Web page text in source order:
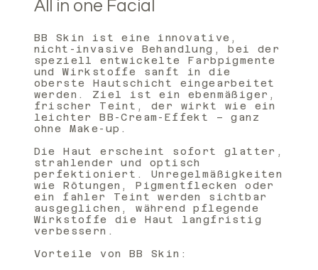
All in one Facial
BB Skin ist eine innovative,
nicht-invasive Behandlung, bei der
speziell entwickelte Farbpigmente
und Wirkstoffe sanft in die
oberste Hautschicht eingearbeitet
werden. Ziel ist ein ebenmäßiger,
frischer Teint, der wirkt wie ein
leichter BB-Cream-Effekt – ganz
ohne Make-up.
Die Haut erscheint sofort glatter,
strahlender und optisch
perfektioniert. Unregelmäßigkeiten
wie Rötungen, Pigmentflecken oder
ein fahler Teint werden sichtbar
ausgeglichen, während pflegende
Wirkstoffe die Haut langfristig
verbessern.
Vorteile von BB Skin: